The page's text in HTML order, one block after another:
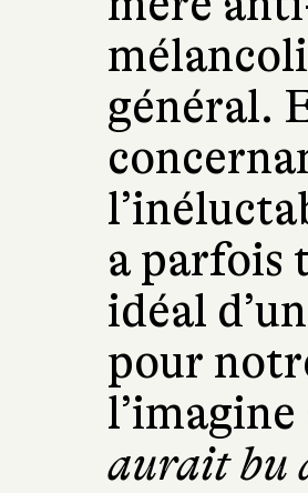
général.
a parfois
idéal
pour
l’imagine
aurait bu